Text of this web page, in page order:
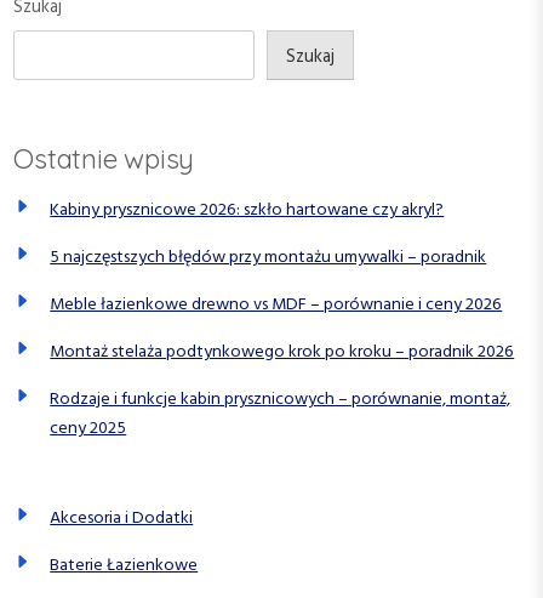
w
i
u
t
t
Szukaj
Szukaj
Ostatnie wpisy
Kabiny prysznicowe 2026: szkło hartowane czy akryl?
5 najczęstszych błędów przy montażu umywalki – poradnik
Meble łazienkowe drewno vs MDF – porównanie i ceny 2026
Montaż stelaża podtynkowego krok po kroku – poradnik 2026
Rodzaje i funkcje kabin prysznicowych – porównanie, montaż,
ceny 2025
Akcesoria i Dodatki
Baterie Łazienkowe